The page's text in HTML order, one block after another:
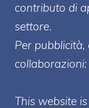
contributo di
settore.
Per
collaborazioni:
This website